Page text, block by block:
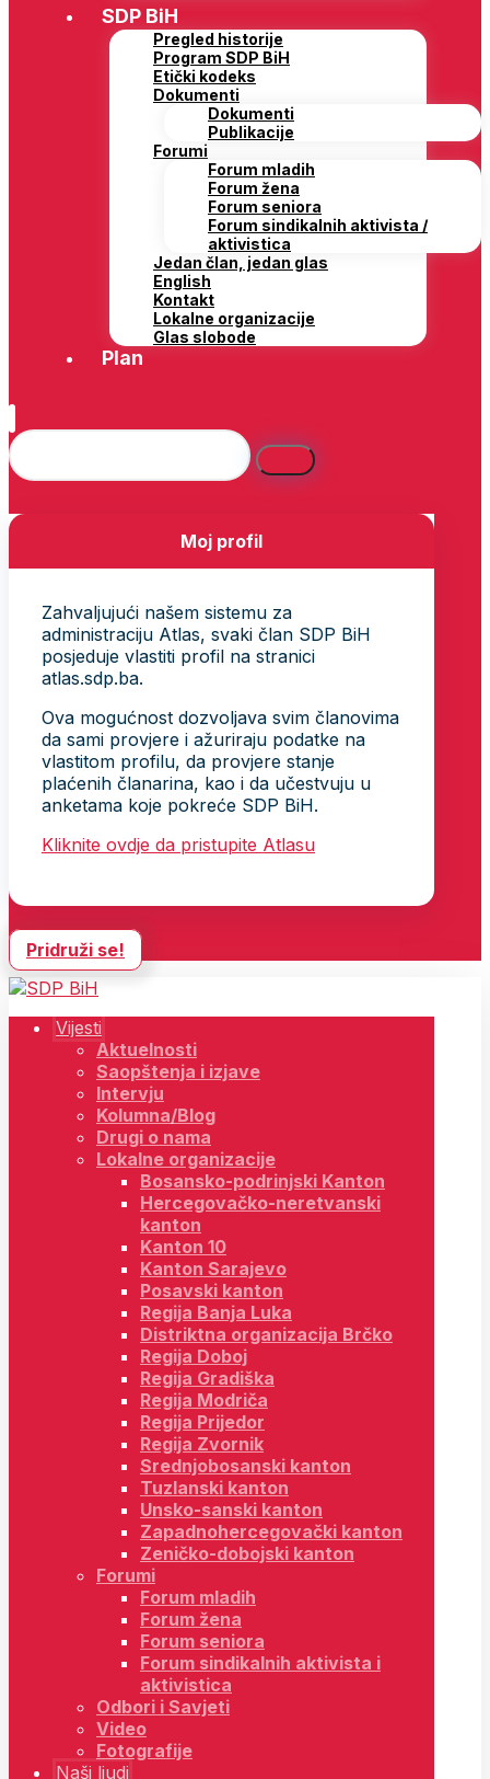
SDP BiH
Pregled historije
Program SDP BiH
Etički kodeks
Dokumenti
Dokumenti
Publikacije
Forumi
Forum mladih
Forum žena
Forum seniora
Forum sindikalnih aktivista /
aktivistica
Jedan član, jedan glas
English
Kontakt
Lokalne organizacije
Glas slobode
Plan
Moj profil
Zahvaljujući našem sistemu za
administraciju Atlas, svaki član SDP BiH
posjeduje vlastiti profil na stranici
atlas.sdp.ba.
Ova mogućnost dozvoljava svim članovima
da sami provjere i ažuriraju podatke na
vlastitom profilu, da provjere stanje
plaćenih članarina, kao i da učestvuju u
anketama koje pokreće SDP BiH.
Kliknite ovdje da pristupite Atlasu
Pridruži se!
Vijesti
Aktuelnosti
Saopštenja i izjave
Intervju
Kolumna/Blog
Drugi o nama
Lokalne organizacije
Bosansko-podrinjski Kanton
Hercegovačko-neretvanski
kanton
Kanton 10
Kanton Sarajevo
Posavski kanton
Regija Banja Luka
Distriktna organizacija Brčko
Regija Doboj
Regija Gradiška
Regija Modriča
Regija Prijedor
Regija Zvornik
Srednjobosanski kanton
Tuzlanski kanton
Unsko-sanski kanton
Zapadnohercegovački kanton
Zeničko-dobojski kanton
Forumi
Forum mladih
Forum žena
Forum seniora
Forum sindikalnih aktivista i
aktivistica
Odbori i Savjeti
Video
Fotografije
Naši ljudi